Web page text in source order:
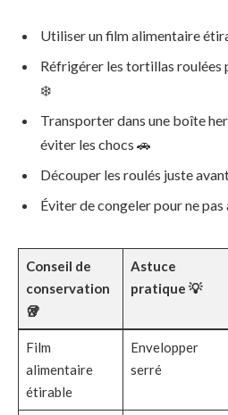
Utiliser un film alimentaire
Réfrigérer les tortillas roulées
❄️
Transporter dans une boîte
éviter les chocs 🚗
Découper les roulés juste
Éviter de congeler pour ne
Conseil de
conservation
🥡
Astuce
pratique 💡
Film
alimentaire
étirable
Envelopper
serré